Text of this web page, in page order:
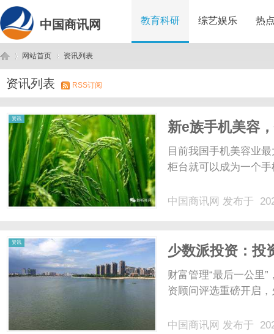
中国商讯网 教育科研 综艺娱乐 热
中 ›
网站首页
›
资讯列表
资讯列表 RSS订阅
资讯
新e族手机美容
目前我国手机美容业
柜台就可以成为一个
中国商讯网 发布于
资讯
少数派投资：投
财富管理“最后一公里
资顾问评选重磅开启
中国商讯网 发布于